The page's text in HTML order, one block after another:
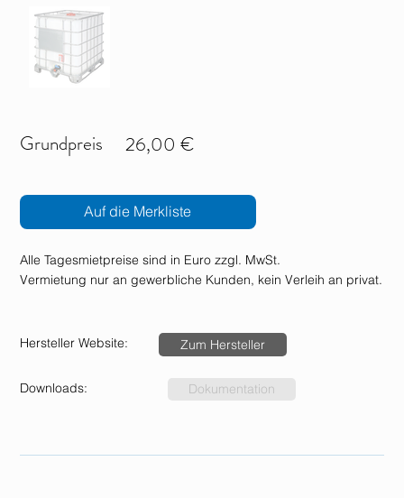
Grundpreis 26,00 €
Auf die Merkliste
Alle Tagesmietpreise sind in Euro zzgl. MwSt.
Vermietung nur an gewerbliche Kunden, kein Verleih an privat.
Hersteller Website: Zum Hersteller
Downloads: Dokumentation